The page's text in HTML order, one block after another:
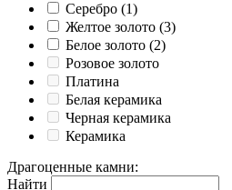
Серебро (1)
Желтое золото (3)
Белое золото (2)
Розовое золото
Платина
Белая керамика
Черная керамика
Керамика
Драгоценные камни:
Найти